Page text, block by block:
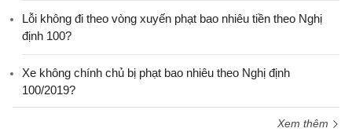
Lỗi không đi theo vòng xuyến phạt bao nhiêu tiền theo Nghị
định 100?
Xe không chính chủ bị phạt bao nhiêu theo Nghị định
100/2019?
Xem thêm